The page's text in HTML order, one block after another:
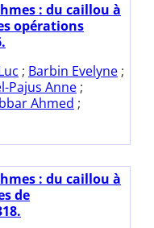
: du caillou à
opérations
; Barbin Evelyne ;
Pajus Anne ;
Ahmed ;
: du caillou à
de